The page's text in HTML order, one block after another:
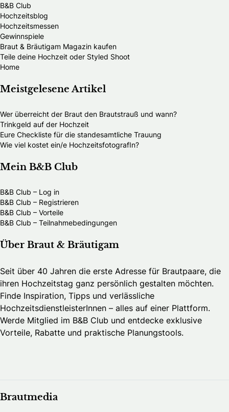
B&B Club
Hochzeitsblog
Hochzeitsmessen
Gewinnspiele
Braut & Bräutigam Magazin kaufen
Teile deine Hochzeit oder Styled Shoot
Home
Meistgelesene Artikel
Wer überreicht der Braut den Brautstrauß und wann?
Trinkgeld auf der Hochzeit
Eure Checkliste für die standesamtliche Trauung
Wie viel kostet ein/e HochzeitsfotografIn?
Mein B&B Club
B&B Club – Log in
B&B Club – Registrieren
B&B Club – Vorteile
B&B Club – Teilnahmebedingungen
Über Braut & Bräutigam
Seit über 40 Jahren die erste Adresse für Brautpaare, die
ihren Hochzeitstag ganz persönlich gestalten möchten.
Finde Inspiration, Tipps und verlässliche
HochzeitsdienstleisterInnen – alles auf einer Plattform.
Werde Mitglied im B&B Club und entdecke exklusive
Vorteile, Rabatte und praktische Planungstools.
Brautmedia